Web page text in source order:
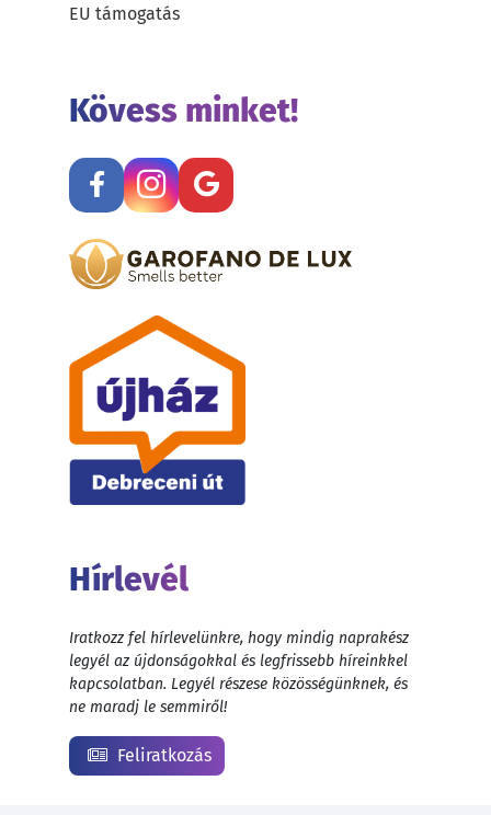
EU támogatás
Kövess minket!
Hírlevél
Iratkozz fel hírlevelünkre, hogy mindig naprakész
legyél az újdonságokkal és legfrissebb híreinkkel
kapcsolatban. Legyél részese közösségünknek, és
ne maradj le semmiről!
Feliratkozás